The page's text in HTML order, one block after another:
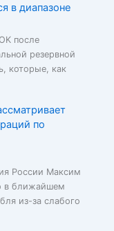
в диапазоне
после
резервной
которые, как
по
России Максим
в ближайшем
из-за слабого